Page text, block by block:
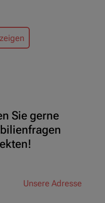
Sie gerne
Unsere Adresse